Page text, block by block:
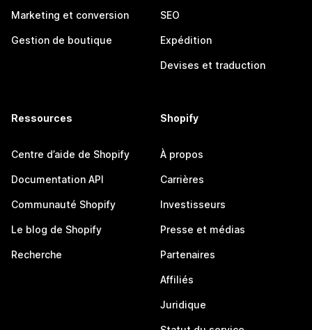
Marketing et conversion
Gestion de boutique
SEO
Expédition
Devises et traduction
Ressources
Centre d’aide de Shopify
Documentation API
Communauté Shopify
Le blog de Shopify
Recherche
Shopify
À propos
Carrières
Investisseurs
Presse et médias
Partenaires
Affiliés
Juridique